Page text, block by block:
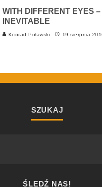
WITH DIFFERENT EYES –
INEVITABLE
Konrad Puławski 19 sierpnia
SZUKAJ
ŚLEDŹ NAS!